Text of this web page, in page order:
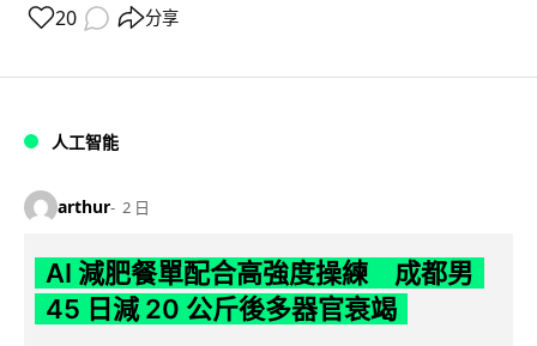
20 分享
人工智能
arthur 2 日
AI 減肥餐單配合高強度操練 成都男
45 日減 20 公斤後多器官衰竭